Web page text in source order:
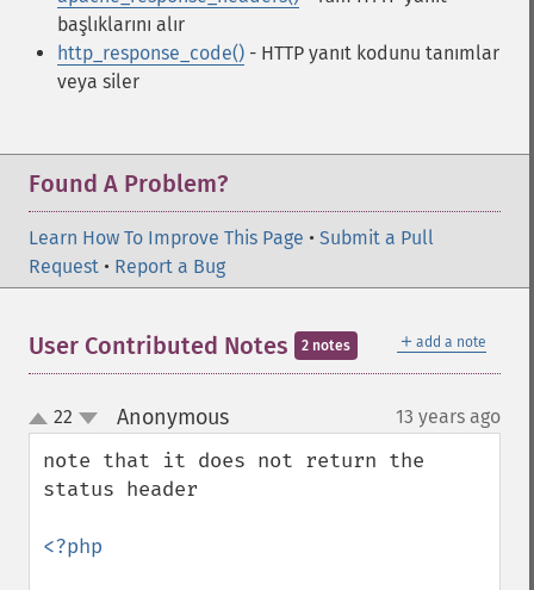
başlıklarını alır
http_response_code() - HTTP yanıt kodunu tanımlar
veya siler
Found A Problem?
Learn How To Improve This Page • Submit a Pull
Request • Report a Bug
＋ add a note
User Contributed Notes 2 notes
up
down
22 Anonymous¶ 13 years ago
note that it does not return the
status header
<?php